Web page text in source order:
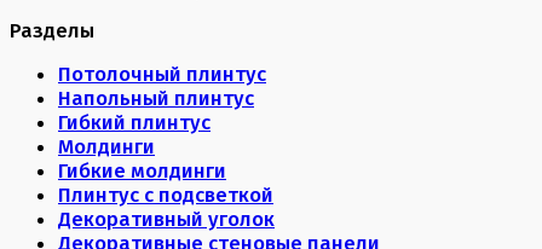
Разделы
Потолочный плинтус
Напольный плинтус
Гибкий плинтус
Молдинги
Гибкие молдинги
Плинтус с подсветкой
Декоративный уголок
Декоративные стеновые панели